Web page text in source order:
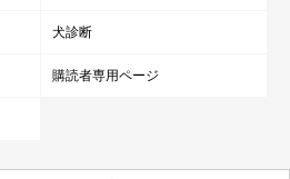
犬診断
購読者専用ページ